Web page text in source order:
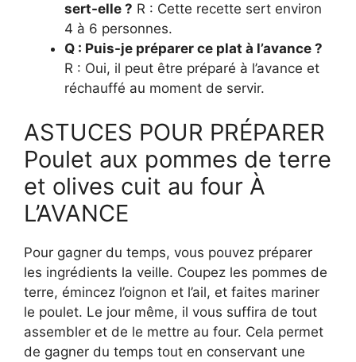
sert-elle ? R : Cette recette sert environ
4 à 6 personnes.
Q : Puis-je préparer ce plat à l’avance ?
R : Oui, il peut être préparé à l’avance et
réchauffé au moment de servir.
ASTUCES POUR PRÉPARER
Poulet aux pommes de terre
et olives cuit au four À
L’AVANCE
Pour gagner du temps, vous pouvez préparer
les ingrédients la veille. Coupez les pommes de
terre, émincez l’oignon et l’ail, et faites mariner
le poulet. Le jour même, il vous suffira de tout
assembler et de le mettre au four. Cela permet
de gagner du temps tout en conservant une